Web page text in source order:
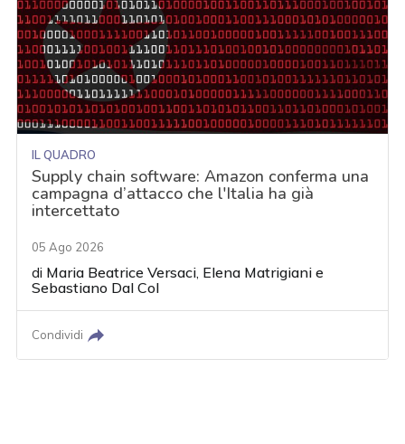
IL QUADRO
Supply chain software: Amazon conferma una
campagna d’attacco che l'Italia ha già
intercettato
05 Ago 2026
di Maria Beatrice Versaci, Elena Matrigiani e
Sebastiano Dal Col
Condividi